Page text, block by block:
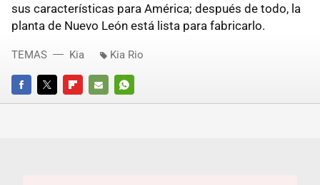
sus características para América; después de todo, la
planta de Nuevo León está lista para fabricarlo.
FACEBOOKTWITTERFLIPBOARD
E-
WHATSAPP
TEMAS Kia Kia Rio